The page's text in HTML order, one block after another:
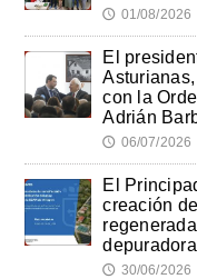
🕔 01/08/2026
El
con la
Adrián
🕔 06/07/2026
El
creación
🕔 30/06/2026